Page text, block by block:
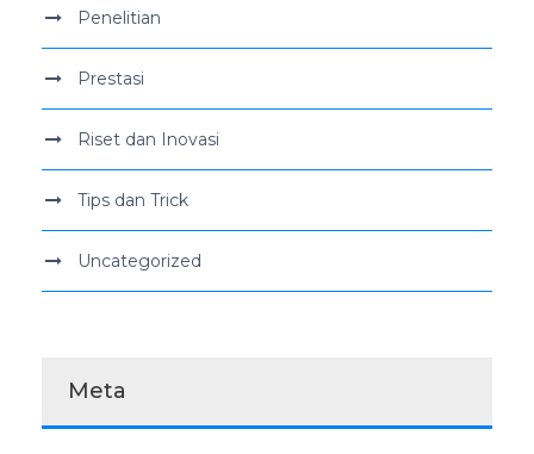
Penelitian
Prestasi
Riset dan Inovasi
Tips dan Trick
Uncategorized
Meta